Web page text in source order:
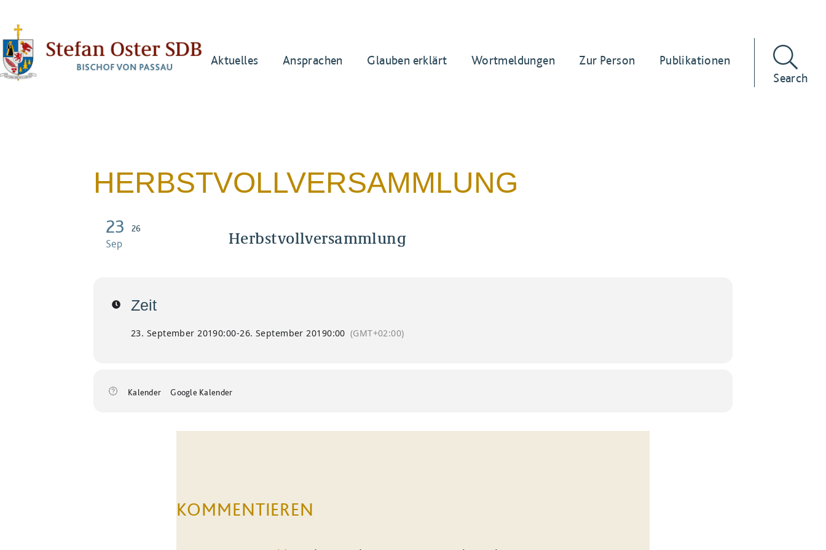
Aktuelles Ansprachen Glauben erklärt Wortmeldungen Zur Person
Publikationen
Search
HERBSTVOLLVERSAMMLUNG
23
Sep
26 Herbstvollversammlung
Zeit
23. September 20190:00-26. September 20190:00 (GMT+02:00)
Kalender Google Kalender
KOMMENTIEREN